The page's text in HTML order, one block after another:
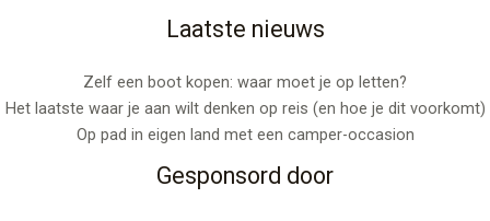
Laatste nieuws
Zelf een boot kopen: waar moet je op letten?
Het laatste waar je aan wilt denken op reis (en hoe je dit voorkomt)
Op pad in eigen land met een camper-occasion
Gesponsord door